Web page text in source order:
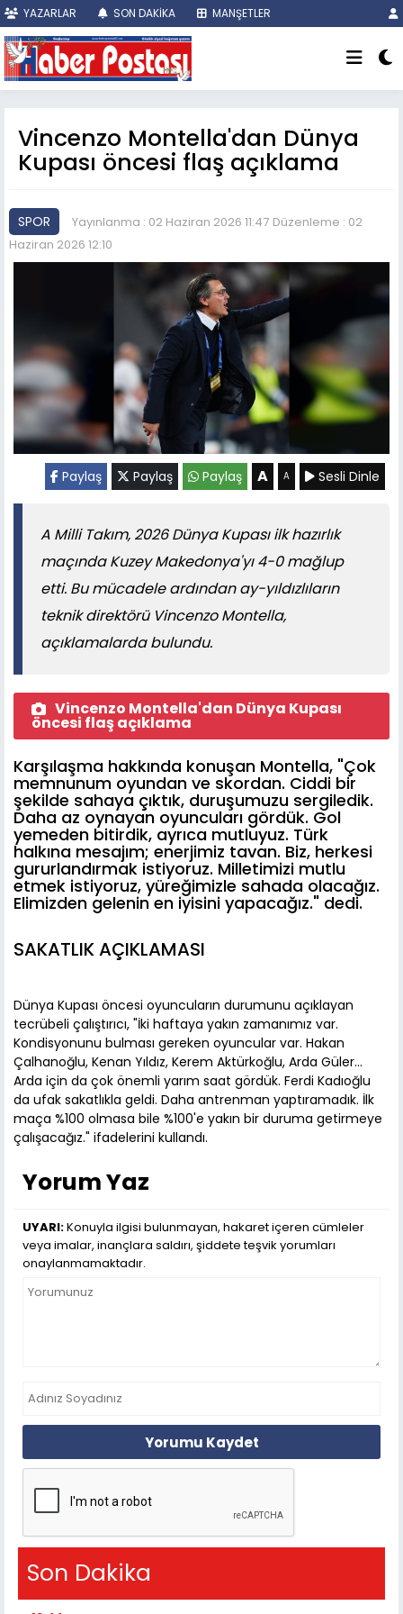
YAZARLAR SON DAKİKA MANŞETLER
Vincenzo Montella'dan Dünya
Kupası öncesi flaş açıklama
SPOR Yayınlanma : 02 Haziran 2026 11:47 Düzenleme : 02
Haziran 2026 12:10
Paylaş Paylaş Paylaş A A Sesli Dinle
A Milli Takım, 2026 Dünya Kupası ilk hazırlık
maçında Kuzey Makedonya'yı 4-0 mağlup
etti. Bu mücadele ardından ay-yıldızlıların
teknik direktörü Vincenzo Montella,
açıklamalarda bulundu.
Vincenzo Montella'dan Dünya Kupası
öncesi flaş açıklama
Karşılaşma hakkında konuşan Montella, "Çok
memnunum oyundan ve skordan. Ciddi bir
şekilde sahaya çıktık, duruşumuzu sergiledik.
Daha az oynayan oyuncuları gördük. Gol
yemeden bitirdik, ayrıca mutluyuz. Türk
halkına mesajım; enerjimiz tavan. Biz, herkesi
gururlandırmak istiyoruz. Milletimizi mutlu
etmek istiyoruz, yüreğimizle sahada olacağız.
Elimizden gelenin en iyisini yapacağız." dedi.
SAKATLIK AÇIKLAMASI
Dünya Kupası öncesi oyuncuların durumunu açıklayan
tecrübeli çalıştırıcı, "İki haftaya yakın zamanımız var.
Kondisyonunu bulması gereken oyuncular var. Hakan
Çalhanoğlu, Kenan Yıldız, Kerem Aktürkoğlu, Arda Güler...
Arda için da çok önemli yarım saat gördük. Ferdi Kadıoğlu
da ufak sakatlıkla geldi. Daha antrenman yaptıramadık. İlk
maça %100 olmasa bile %100'e yakın bir duruma getirmeye
çalışacağız." ifadelerini kullandı.
Yorum Yaz
UYARI:Konuyla ilgisi bulunmayan, hakaret içeren cümleler
veya imalar, inançlara saldırı, şiddete teşvik yorumları
onaylanmamaktadır.
Yorumu Kaydet
Son Dakika